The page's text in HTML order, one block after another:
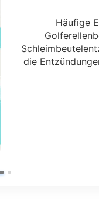
Häufige
die